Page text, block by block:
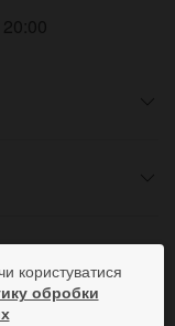
користуватися
обробки